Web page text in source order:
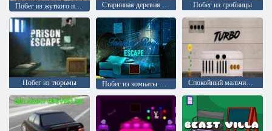
Побег из жуткого подвала: эпизод 1 Старинная деревня 2: побег Побег из гробницы
Побег из тюрьмы Спокойный мальчик: Побег